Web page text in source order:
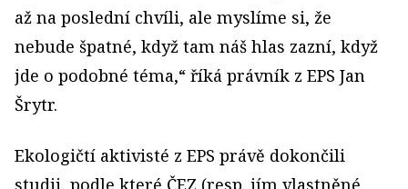
až na poslední chvíli, ale myslíme si, že
nebude špatné, když tam náš hlas zazní, když
jde o podobné téma,“ říká právník z EPS Jan
Šrytr.
Ekologičtí aktivisté z EPS právě dokončili
studii, podle které ČEZ (resp. jím vlastněné